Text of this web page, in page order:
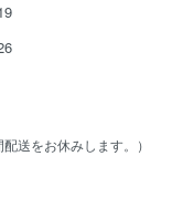
送をお休みします。）